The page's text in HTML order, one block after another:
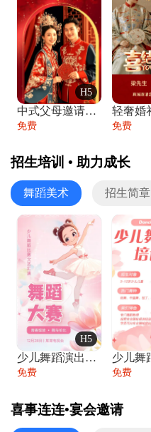
H5
中式父母邀请函婚礼结婚请柬请贴父母邀请方
免费 免费
招生培训 • 助力成长
舞蹈美术 招生简章
H5
少儿舞蹈演出舞蹈比赛跳舞大赛文艺汇演活动
免费 免费
喜事连连•宴会邀请